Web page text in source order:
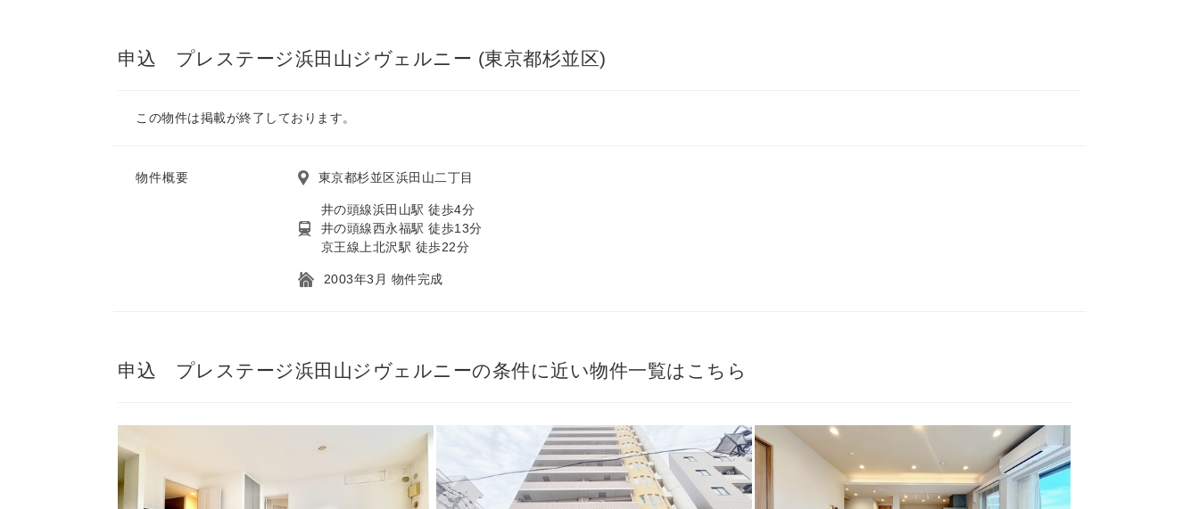
申込 プレステージ浜田山ジヴェルニー (東京都杉並区)
この物件は掲載が終了しております。
物件概要 東京都杉並区浜田山二丁目
井の頭線浜田山駅 徒歩4分
井の頭線西永福駅 徒歩13分
京王線上北沢駅 徒歩22分
2003年3月 物件完成
申込 プレステージ浜田山ジヴェルニーの条件に近い物件一覧はこちら